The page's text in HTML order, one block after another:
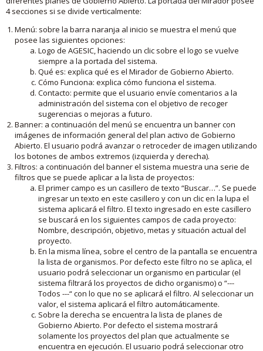
4 secciones si se divide verticalmente:
Menú: sobre la barra naranja al inicio se muestra el menú que
posee las siguientes opciones:
Logo de AGESIC, haciendo un clic sobre el logo se vuelve
siempre a la portada del sistema.
Qué es: explica qué es el Mirador de Gobierno Abierto.
Cómo Funciona: explica cómo funciona el sistema.
Contacto: permite que el usuario envíe comentarios a la
administración del sistema con el objetivo de recoger
sugerencias o mejoras a futuro.
Banner: a continuación del menú se encuentra un banner con
imágenes de información general del plan activo de Gobierno
Abierto. El usuario podrá avanzar o retroceder de imagen utilizando
los botones de ambos extremos (izquierda y derecha).
Filtros: a continuación del banner el sistema muestra una serie de
filtros que se puede aplicar a la lista de proyectos:
El primer campo es un casillero de texto “Buscar…”. Se puede
ingresar un texto en este casillero y con un clic en la lupa el
sistema aplicará el filtro. El texto ingresado en este casillero
se buscará en los siguientes campos de cada proyecto:
Nombre, descripción, objetivo, metas y situación actual del
proyecto.
En la misma línea, sobre el centro de la pantalla se encuentra
la lista de organismos. Por defecto este filtro no se aplica, el
usuario podrá seleccionar un organismo en particular (el
sistema filtrará los proyectos de dicho organismo) o “---
Todos ---“ con lo que no se aplicará el filtro. Al seleccionar un
valor, el sistema aplicará el filtro automáticamente.
Sobre la derecha se encuentra la lista de planes de
Gobierno Abierto. Por defecto el sistema mostrará
solamente los proyectos del plan que actualmente se
encuentra en ejecución. El usuario podrá seleccionar otro